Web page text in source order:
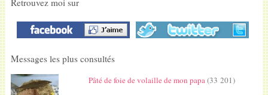
Retrouvez moi sur
Messages les plus consultés
Pâté de foie de volaille de mon papa(33 201)